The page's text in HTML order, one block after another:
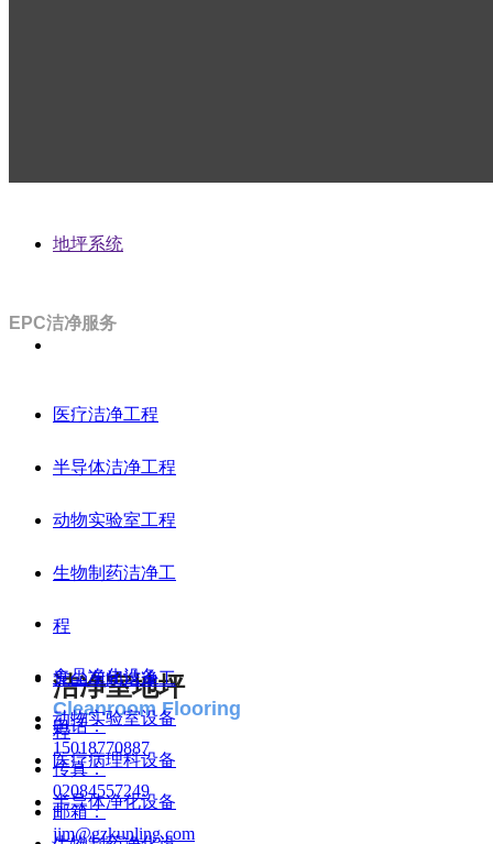
地坪系统
洁净室地坪
Cleanroom Flooring
EPC洁净服务
医疗洁净工程
半导体洁净工程
动物实验室工程
生物制药洁净工
程
无尘车间洁净工
程
食品净化设备
动物实验室设备
医疗病理科设备
半导体净化设备
电话：
15018770887
传真：
02084557249
邮箱：
jim@gzkunling.com